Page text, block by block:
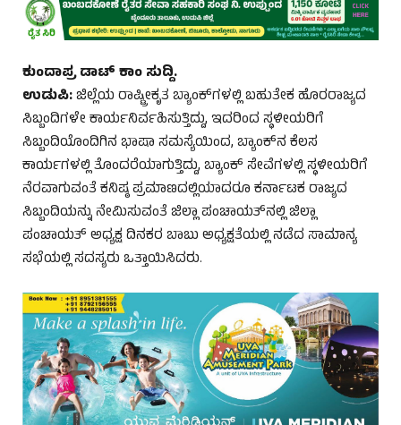
ಕುಂದಾಪ್ರ ಡಾಟ್ ಕಾಂ ಸುದ್ದಿ.
ಉಡುಪಿ:ಜಿಲ್ಲೆಯ ರಾಷ್ಟ್ರೀಕೃತ ಬ್ಯಾಂಕ್‌ಗಳಲ್ಲಿ ಬಹುತೇಕ ಹೊರರಾಜ್ಯದ
ಸಿಬ್ಬಂದಿಗಳೇ ಕಾರ್ಯನಿರ್ವಹಿಸುತ್ತಿದ್ದು, ಇದರಿಂದ ಸ್ಥಳೀಯರಿಗೆ
ಸಿಬ್ಬಂದಿಯೊಂದಿಗಿನ ಭಾಷಾ ಸಮಸ್ಯೆಯಿಂದ, ಬ್ಯಾಂಕ್‌ನ ಕೆಲಸ
ಕಾರ್ಯಗಳಲ್ಲಿ ತೊಂದರೆಯಾಗುತ್ತಿದ್ದು, ಬ್ಯಾಂಕ್ ಸೇವೆಗಳಲ್ಲಿ ಸ್ಥಳೀಯರಿಗೆ
ನೆರವಾಗುವಂತೆ ಕನಿಷ್ಠ ಪ್ರಮಾಣದಲ್ಲಿಯಾದರೂ ಕರ್ನಾಟಕ ರಾಜ್ಯದ
ಸಿಬ್ಬಂದಿಯನ್ನು ನೇಮಿಸುವಂತೆ ಜಿಲ್ಲಾ ಪಂಚಾಯತ್‌ನಲ್ಲಿ ಜಿಲ್ಲಾ
ಪಂಚಾಯತ್ ಅಧ್ಯಕ್ಷ ದಿನಕರ ಬಾಬು ಅಧ್ಯಕ್ಷತೆಯಲ್ಲಿ ನಡೆದ ಸಾಮಾನ್ಯ
ಸಭೆಯಲ್ಲಿ ಸದಸ್ಯರು ಒತ್ತಾಯಿಸಿದರು.